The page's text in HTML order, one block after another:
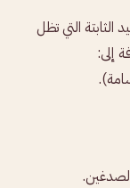
الثابتة التي تظل
إلى: